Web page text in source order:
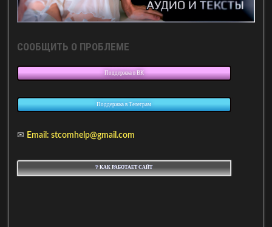
СООБЩИТЬ О ПРОБЛЕМЕ
Поддержка в ВК
Поддержка в Телеграм
✉ Email: stcomhelp@gmail.com
❔ КАК РАБОТАЕТ САЙТ